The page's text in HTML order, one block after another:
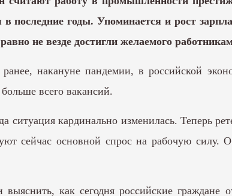
последние годы. Упоминается и рост
не везде достигли желаемого
накануне пандемии, в российской
всего вакансий.
ситуация кардинально изменилась. Теперь
сейчас основной спрос на рабочую силу.
как сегодня российские